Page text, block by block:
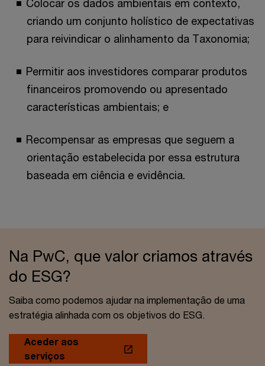
Colocar os dados ambientais em contexto,
criando um conjunto holístico de expectativas
para reivindicar o alinhamento da Taxonomia;
Permitir aos investidores comparar produtos
financeiros promovendo ou apresentado
características ambientais; e
Recompensar as empresas que seguem a
orientação estabelecida por essa estrutura
baseada em ciência e evidência.
Na PwC, que valor criamos através
do ESG?
Saiba como podemos ajudar na implementação de uma
estratégia alinhada com os objetivos do ESG.
Aceder aos
serviços